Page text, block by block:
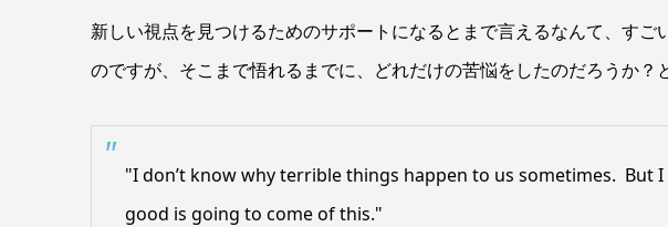
新しい視点を見つけるためのサポートになるとまで言えるなんて、す
のですが、そこまで悟れるまでに、どれだけの苦悩をしたのだろうか？
"I don’t know why terrible things happen to us sometimes. But
good is going to come of this."